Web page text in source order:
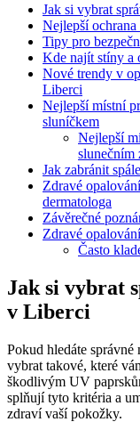
Jak si vybrat
Nejlepší
Tipy pro
Kde najít stíny a
Nové trendy v
Liberci
Nejlepší místní
sluníčkem
Nejlepší
slunečním
Jak zabránit
Zdravé
dermatologa
Závěrečné
Zdravé
Často
Jak si vybrat
v Liberci
Pokud hledáte
vybrat takové, které
škodlivým UV
splňují tyto kritéria a
zdraví vaší pokožky.